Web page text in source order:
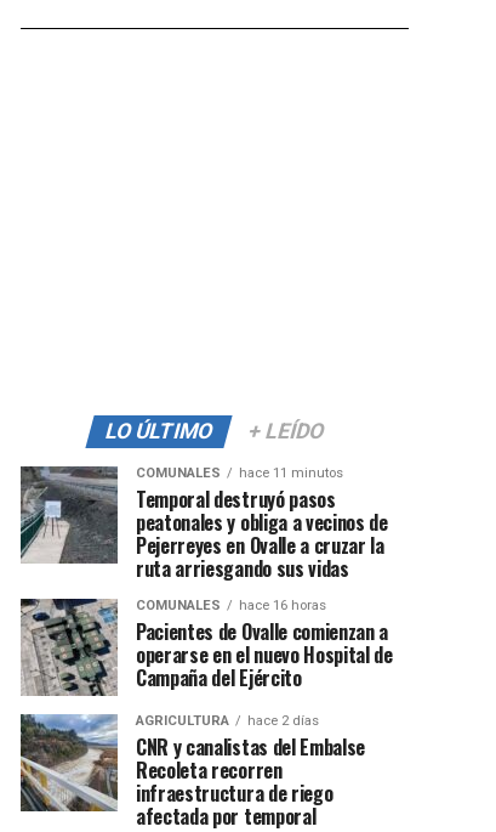
LO ÚLTIMO + LEÍDO
COMUNALES hace 11 minutos
Temporal destruyó pasos
peatonales y obliga a vecinos de
Pejerreyes en Ovalle a cruzar la
ruta arriesgando sus vidas
COMUNALES hace 16 horas
Pacientes de Ovalle comienzan a
operarse en el nuevo Hospital de
Campaña del Ejército
AGRICULTURA hace 2 días
CNR y canalistas del Embalse
Recoleta recorren
infraestructura de riego
afectada por temporal